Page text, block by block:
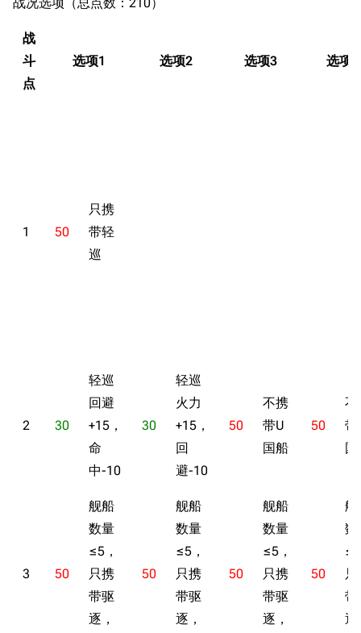
战
斗
点
选项1 选项2 选项3 选项4
1 50
只携
带轻
巡
2 30
轻巡
回避
+15，
命
中-10
30
轻巡
火力
+15，
回
避-10
50
不携
带U
国船
50
不
带
国
3 50
舰船
数量
≤5，
只携
带驱
逐，
50
舰船
数量
≤5，
只携
带驱
逐，
50
舰船
数量
≤5，
只携
带驱
逐，
50
舰
数
带
逐